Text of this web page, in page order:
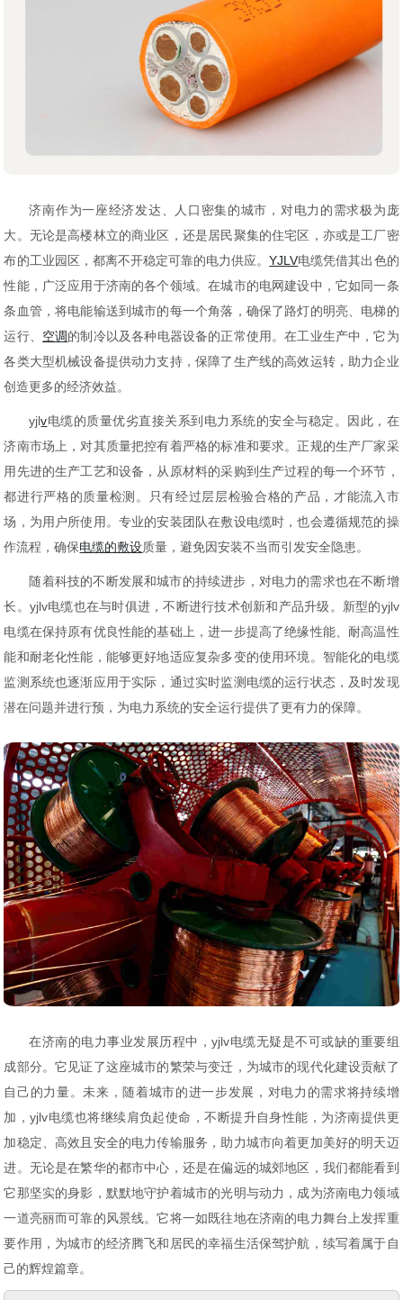
济南作为一座经济发达、人口密集的城市，对电力的需求极为庞
大。无论是高楼林立的商业区，还是居民聚集的住宅区，亦或是工厂密
布的工业园区，都离不开稳定可靠的电力供应。YJLV电缆凭借其出色的
性能，广泛应用于济南的各个领域。在城市的电网建设中，它如同一条
条血管，将电能输送到城市的每一个角落，确保了路灯的明亮、电梯的
运行、 空调的制冷以及各种电器设备的正常使用。在工业生产中，它为
各类大型机械设备提供动力支持，保障了生产线的高效运转，助力企业
创造更多的经济效益。
yjlv电缆的质量优劣直接关系到电力系统的安全与稳定。因此，在
济南市场上，对其质量把控有着严格的标准和要求。正规的生产厂家采
用先进的生产工艺和设备，从原材料的采购到生产过程的每一个环节，
都进行严格的质量检测。只有经过层层检验合格的产品，才能流入市
场，为用户所使用。专业的安装团队在敷设电缆时，也会遵循规范的操
作流程，确保电缆的敷设质量，避免因安装不当而引发安全隐患。
随着科技的不断发展和城市的持续进步，对电力的需求也在不断增
长。yjlv电缆也在与时俱进，不断进行技术创新和产品升级。新型的yjlv
电缆在保持原有优良性能的基础上，进一步提高了绝缘性能、耐高温性
能和耐老化性能，能够更好地适应复杂多变的使用环境。智能化的电缆
监测系统也逐渐应用于实际，通过实时监测电缆的运行状态，及时发现
潜在问题并进行预，为电力系统的安全运行提供了更有力的保障。
在济南的电力事业发展历程中，yjlv电缆无疑是不可或缺的重要组
成部分。它见证了这座城市的繁荣与变迁，为城市的现代化建设贡献了
自己的力量。未来，随着城市的进一步发展，对电力的需求将持续增
加，yjlv电缆也将继续肩负起使命，不断提升自身性能，为济南提供更
加稳定、高效且安全的电力传输服务，助力城市向着更加美好的明天迈
进。无论是在繁华的都市中心，还是在偏远的城郊地区，我们都能看到
它那坚实的身影，默默地守护着城市的光明与动力，成为济南电力领域
一道亮丽而可靠的风景线。它将一如既往地在济南的电力舞台上发挥重
要作用，为城市的经济腾飞和居民的幸福生活保驾护航，续写着属于自
己的辉煌篇章。